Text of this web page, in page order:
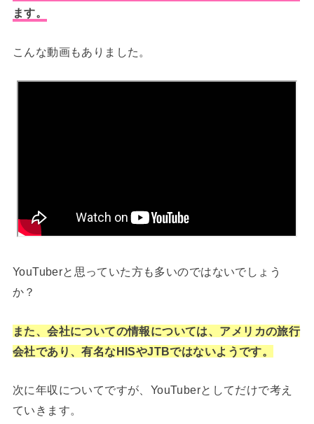
ます。
こんな動画もありました。
YouTuberと思っていた方も多いのではないでしょう
か？
また、会社についての情報については、アメリカの旅行
会社であり、有名なHISやJTBではないようです。
次に年収についてですが、YouTuberとしてだけで考え
ていきます。